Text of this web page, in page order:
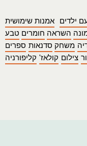
ילדים
אמנות שימושית
השראה חומרים טבע
משחק סדנאות ספרים
צילום קולאז' קליפורניה